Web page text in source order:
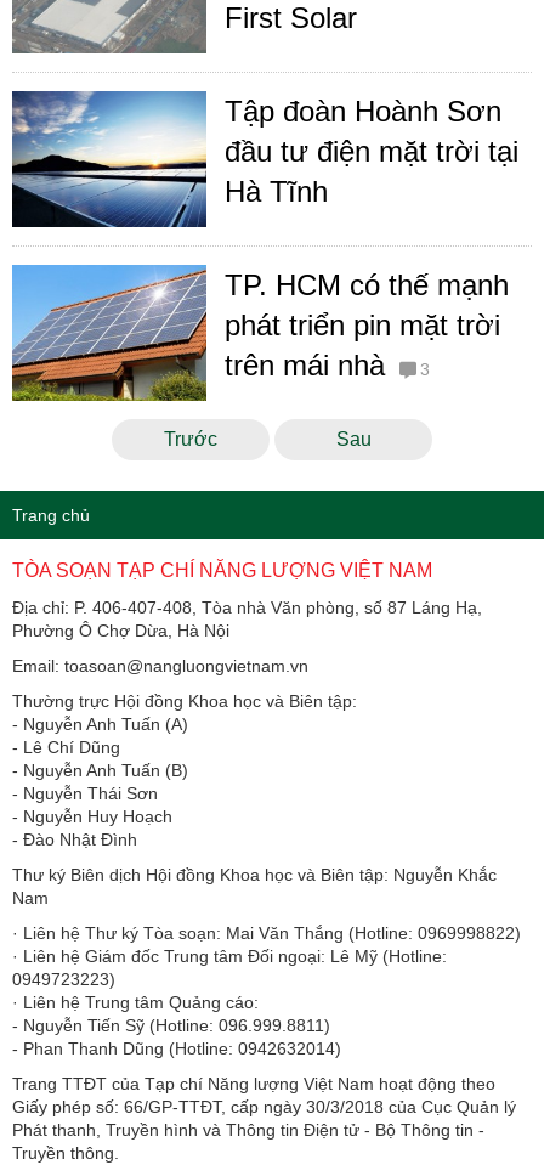
First Solar
Tập đoàn Hoành Sơn
đầu tư điện mặt trời tại
Hà Tĩnh
TP. HCM có thế mạnh
phát triển pin mặt trời
trên mái nhà
3
Trước Sau
Trang chủ
TÒA SOẠN TẠP CHÍ NĂNG LƯỢNG VIỆT NAM
Địa chỉ: P. 406-407-408, Tòa nhà Văn phòng, số 87 Láng Hạ,
Phường Ô Chợ Dừa, Hà Nội
Email: toasoan@nangluongvietnam.vn
Thường trực Hội đồng Khoa học và Biên tập:
​​​​​​- Nguyễn Anh Tuấn (A)
- Lê Chí Dũng
- Nguyễn Anh Tuấn (B)
- Nguyễn Thái Sơn
- Nguyễn Huy Hoạch
- Đào Nhật Đình
Thư ký Biên dịch Hội đồng Khoa học và Biên tập: Nguyễn Khắc
Nam
· Liên hệ Thư ký Tòa soạn: Mai Văn Thắng (Hotline: 0969998822)
· Liên hệ Giám đốc Trung tâm Đối ngoại: Lê Mỹ (Hotline:
0949723223)
· Liên hệ Trung tâm Quảng cáo:
- Nguyễn Tiến Sỹ (Hotline: 096.999.8811)
- Phan Thanh Dũng (Hotline: 0942632014)
Trang TTĐT của Tạp chí Năng lượng Việt Nam hoạt động theo
Giấy phép số: 66/GP-TTĐT, cấp ngày 30/3/2018 của Cục Quản lý
Phát thanh, Truyền hình và Thông tin Điện tử - Bộ Thông tin -
Truyền thông.